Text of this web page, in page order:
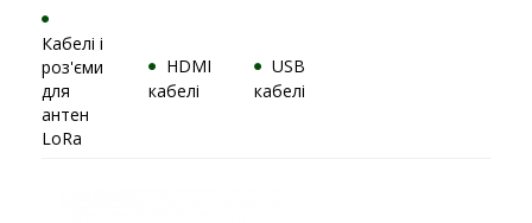
Кабелі і
роз'єми
для
антен
LoRa
HDMI
кабелі
USB
кабелі